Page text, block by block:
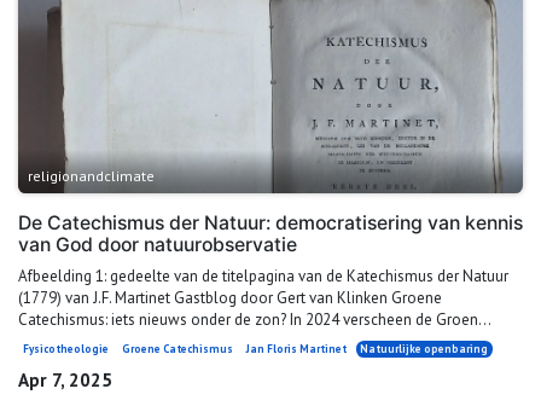
religionandclimate
De Catechismus der Natuur: democratisering van kennis
van God door natuurobservatie
Afbeelding 1: gedeelte van de titelpagina van de Katechismus der Natuur
(1779) van J.F. Martinet Gastblog door Gert van Klinken Groene
Catechismus: iets nieuws onder de zon? In 2024 verscheen de Groen...
Fysicotheologie Groene Catechismus Jan Floris Martinet Natuurlijke openbaring
Apr 7, 2025